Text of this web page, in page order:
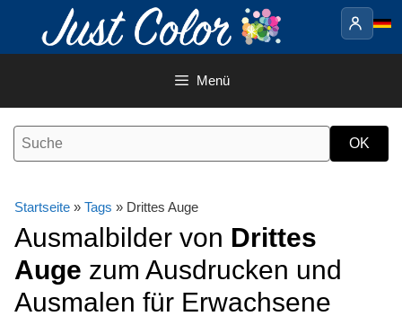
Inhalt
Menü
Startseite » Tags » Drittes Auge
Ausmalbilder von Drittes
Auge zum Ausdrucken und
Ausmalen für Erwachsene